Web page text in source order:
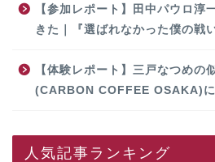
【参加レポート】田中パウロ淳
きた｜『選ばれなかった僕の戦
【体験レポート】三戸なつめの
(CARBON COFFEE OSAKA)
人気記事ランキング